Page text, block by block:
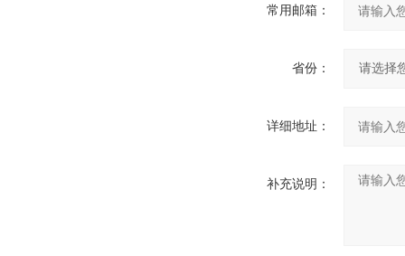
常用邮箱：
省份：
详细地址：
补充说明：